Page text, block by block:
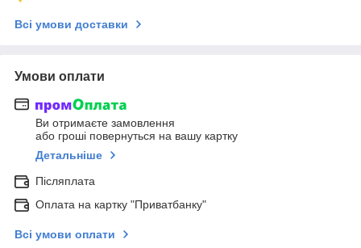
Всі умови доставки
Умови оплати
Ви отримаєте замовлення
або гроші повернуться на вашу картку
Детальніше
Післяплата
Оплата на картку "Приватбанку"
Всі умови оплати